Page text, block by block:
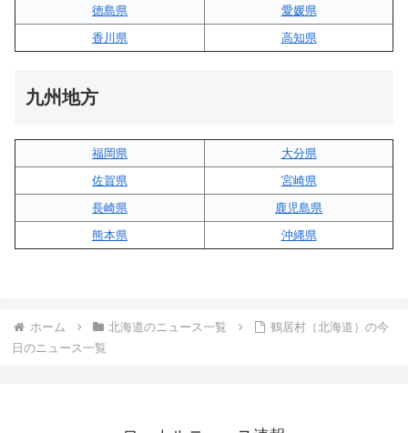
徳島県
愛媛県
香川県
高知県
九州地方
福岡県
大分県
佐賀県
宮崎県
長崎県
鹿児島県
熊本県
沖縄県
ホーム 北海道のニュース一覧
鶴居村（北海道）の今
日のニュース一覧